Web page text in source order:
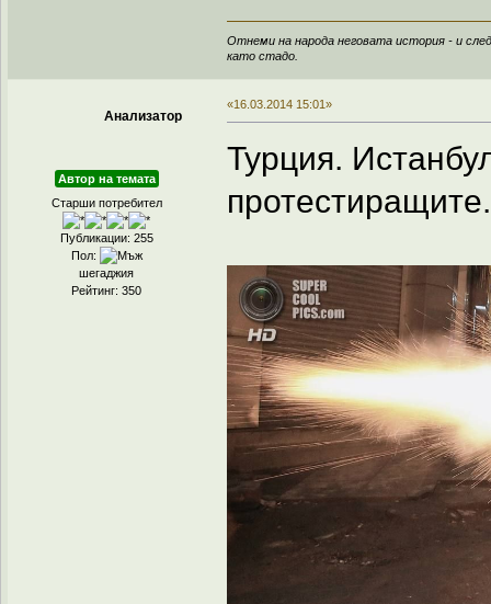
Отнеми на народа неговата история - и
като стадо.
Анализатор
Автор на темата
Старши потребител
Публикации: 255
Пол:
шегаджия
Рейтинг: 350
«16.03.2014 15:01»
Турция.